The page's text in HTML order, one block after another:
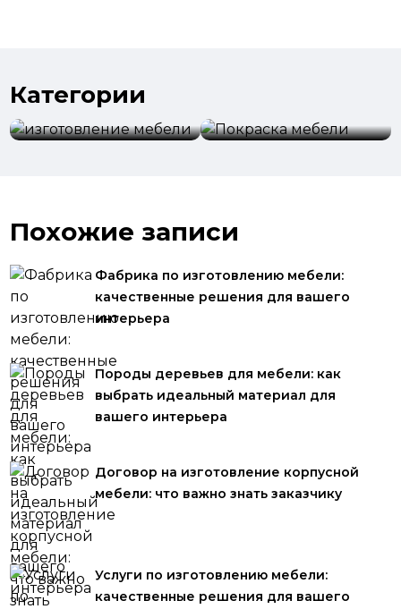
Категории
изготовление
Похожие записи
Фабрика по изготовлению мебели:
качественные решения для вашего
интерьера
Породы деревьев для мебели: как
выбрать идеальный материал для
вашего интерьера
Договор на изготовление корпусной
мебели: что важно знать заказчику
Услуги по изготовлению мебели:
качественные решения для вашего